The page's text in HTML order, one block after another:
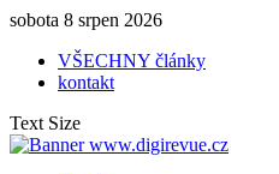
sobota 8 srpen 2026
VŠECHNY články
kontakt
Text Size